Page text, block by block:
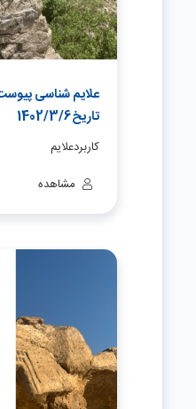
تاریخ1402/3/6
کاربردعلایم
مشاهده